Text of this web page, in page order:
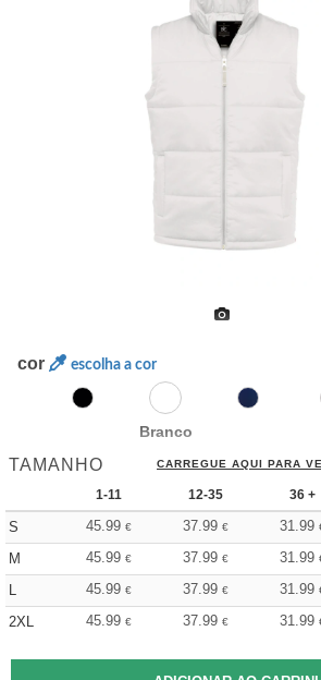
cor escolha a cor
Branco
TAMANHO CARREGUE AQUI PARA
1-11 12-35 36 +
S 45.99 € 37.99 € 31.99
M
45.99 € 37.99 € 31.99
L
45.99 € 37.99 € 31.99
2XL
45.99 € 37.99 € 31.99